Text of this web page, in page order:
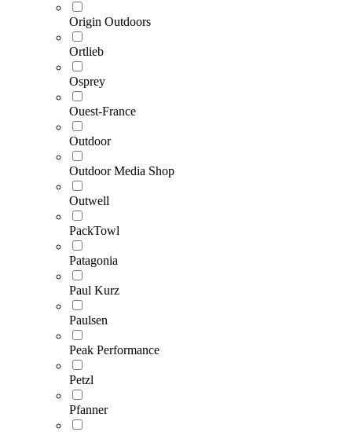
Origin Outdoors
Ortlieb
Osprey
Ouest-France
Outdoor
Outdoor Media Shop
Outwell
PackTowl
Patagonia
Paul Kurz
Paulsen
Peak Performance
Petzl
Pfanner